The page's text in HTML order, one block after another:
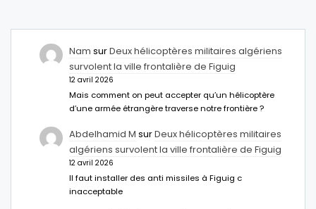
Nam surDeux hélicoptères militaires algériens
survolent la ville frontalière de Figuig
12 avril 2026
Mais comment on peut accepter qu’un hélicoptère
d’une armée étrangère traverse notre frontière ?
Abdelhamid M surDeux hélicoptères militaires
algériens survolent la ville frontalière de Figuig
12 avril 2026
Il faut installer des anti missiles à Figuig c
inacceptable